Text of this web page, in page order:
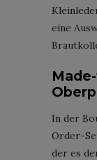
eine
In der
Order-
der es